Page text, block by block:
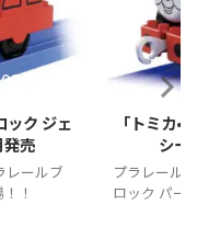
2/27
ック ジェ
発売
レールブ
！
「トミカ•
シー
プラレール
ロック パー